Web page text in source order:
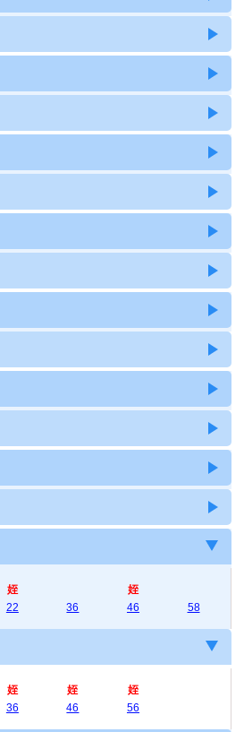
姪
22
36
姪
46
58
姪
36
姪
46
姪
56